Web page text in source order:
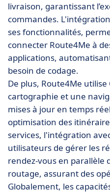
livraison, garantissant
commandes.
ses fonctionnalités,
connecter Route4Me à
applications,
besoin de codage.
De plus, Route4Me
cartographie et une
mises à jour en temps
optimisation des
services, l'intégration
utilisateurs de gérer les
rendez-vous en parallèle
routage, assurant des
Globalement, les